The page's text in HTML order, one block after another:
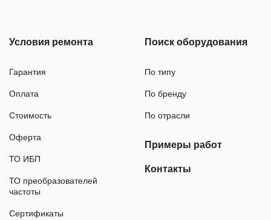
Условия ремонта
Гарантия
Оплата
Стоимость
Оферта
ТО ИБП
ТО преобразователей
частоты
Сертификаты
Поиск оборудования
По типу
По бренду
По отрасли
Примеры работ
Контакты